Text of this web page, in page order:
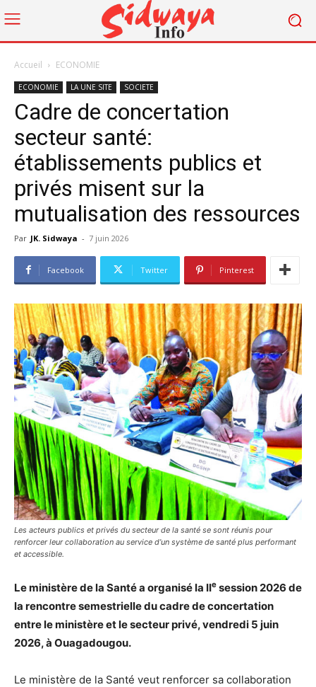
Accueil ECONOMIE
ECONOMIE LA UNE SITE SOCIETE
Cadre de concertation
secteur santé:
établissements publics et
privés misent sur la
mutualisation des ressources
Par JK. Sidwaya - 7 juin 2026
Facebook Twitter Pinterest
Les acteurs publics et privés du secteur de la santé se sont réunis pour
renforcer leur collaboration au service d’un système de santé plus performant
et accessible.
Le ministère de la Santé a organisé la IIe session 2026 de
la rencontre semestrielle du cadre de concertation
entre le ministère et le secteur privé, vendredi 5 juin
2026, à Ouagadougou.
Le ministère de la Santé veut renforcer sa collaboration